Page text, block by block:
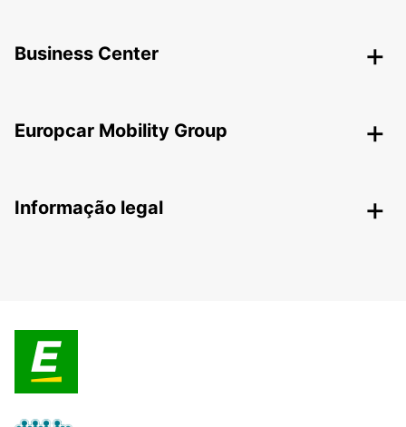
Business Center
Europcar Mobility Group
Informação legal